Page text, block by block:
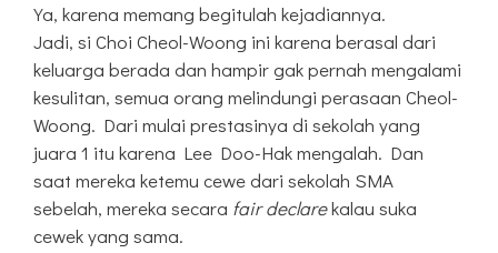
Ya, karena memang begitulah kejadiannya.
Jadi, si Choi Cheol-Woong ini karena berasal dari
keluarga berada dan hampir gak pernah mengalami
kesulitan, semua orang melindungi perasaan Cheol-
Woong. Dari mulai prestasinya di sekolah yang
juara 1 itu karena Lee Doo-Hak mengalah. Dan
saat mereka ketemu cewe dari sekolah SMA
sebelah, mereka secara fair declarekalau suka
cewek yang sama.